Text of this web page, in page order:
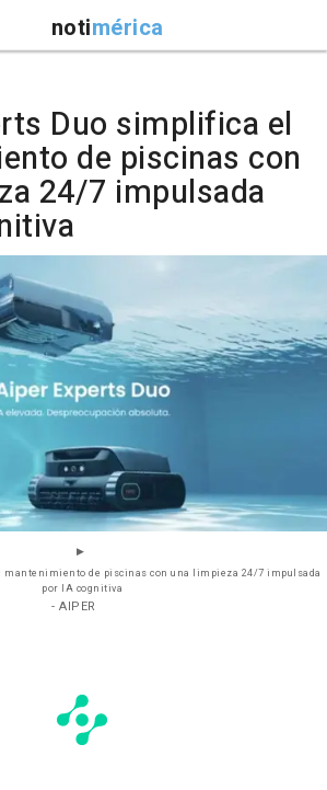
notimérica
Duo simplifica el
de piscinas con
24/7 impulsada
de piscinas con una limpieza 24/7 impulsada
por IA cognitiva
- AIPER